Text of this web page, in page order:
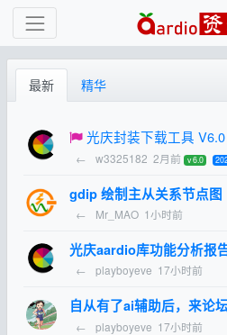
最新 精华
光庆封装下载工具 V6.0
← w3325182 2月前 v 6.0
gdip 绘制主从关系节点图
← Mr_MAO 1小时前
光庆aardio库功能分析报
← playboyeve 17小时前
自从有了ai辅助后，来论
← playboyeve 17小时前